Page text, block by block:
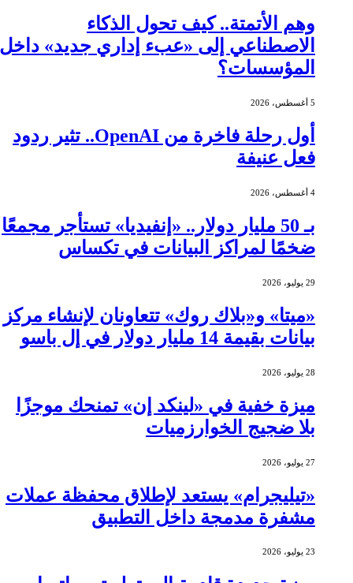
وهم الأتمتة.. كيف تحول الذكاء
الاصطناعي إلى «عبء إداري جديد» داخل
المؤسسات؟
5 أغسطس، 2026
أول رحلة فاخرة من OpenAI.. تثير ردود
فعل عنيفة
4 أغسطس، 2026
بـ 50 مليار دولار.. «إنفيديا» تستأجر مجمعًا
ضخمًا لمراكز البيانات في تكساس
29 يوليو، 2026
«ميتا» و«بلاك روك» تتعاونان لإنشاء مركز
بيانات بقيمة 14 مليار دولار في إل باسو
28 يوليو، 2026
ميزة خفية في «لينكد إن» تمنحك موجزًا
بلا ضجيج الخوارزميات
27 يوليو، 2026
«تيليجرام» يستعد لإطلاق محفظة عملات
مشفرة مدمجة داخل التطبيق
23 يوليو، 2026